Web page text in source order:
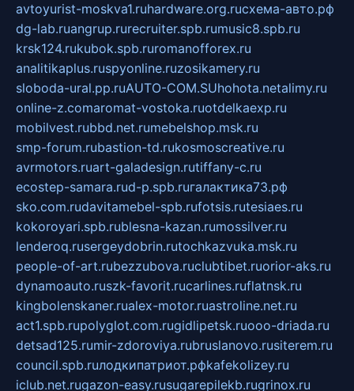
avtoyurist-moskva1.ruhardware.org.ruсхема-авто.рф
dg-lab.ruangrup.rurecruiter.spb.rumusic8.spb.ru
krsk124.rukubok.spb.ruromanofforex.ru
analitikaplus.ruspyonline.ruzosikamery.ru
sloboda-ural.pp.ruAUTO-COM.SUhohota.netalimy.ru
online-z.comaromat-vostoka.ruotdelkaexp.ru
mobilvest.rubbd.net.rumebelshop.msk.ru
smp-forum.rubastion-td.rukosmoscreative.ru
avrmotors.ruart-galadesign.rutiffany-c.ru
ecostep-samara.rud-p.spb.ruгалактика73.рф
sko.com.rudavitamebel-spb.rufotsis.rutesiaes.ru
kokoroyari.spb.rublesna-kazan.rumossilver.ru
lenderoq.rusergeydobrin.rutochkazvuka.msk.ru
people-of-art.rubezzubova.ruclubtibet.ruorior-aks.ru
dynamoauto.ruszk-favorit.rucarlines.ruflatnsk.ru
kingbolenskaner.rualex-motor.ruastroline.net.ru
act1.spb.rupolyglot.com.rugidlipetsk.ruooo-driada.ru
detsad125.rumir-zdoroviya.rubruslanovo.rusiterem.ru
council.spb.ruлодкипатриот.рфkafekolizey.ru
iclub.net.rugazon-easy.rusugarepilekb.rugrinox.ru